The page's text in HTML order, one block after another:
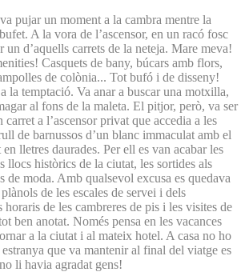
pujar un moment a la cambra mentre la
A la vora de l’ascensor, en un racó fosc
un d’aquells carrets de la neteja. Mare meva!
Casquets de bany, búcars amb flors,
de colònia... Tot bufó i de disseny!
la temptació. Va anar a buscar una motxilla,
al fons de la maleta. El pitjor, però, va ser
a l’ascensor privat que accedia a les
de barnussos d’un blanc immaculat amb el
lletres daurades. Per ell es van acabar les
llocs històrics de la ciutat, les sortides als
de moda. Amb qualsevol excusa es quedava
de les escales de servei i dels
horaris de les cambreres de pis i les visites de
ben anotat. Només pensa en les vacances
a la ciutat i al mateix hotel. A casa no ho
que va mantenir al final del viatge es
li havia agradat gens!